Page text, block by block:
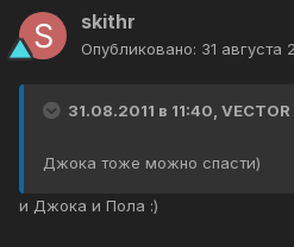
skithr
Опубликовано: 31 августа
31.08.2011 в 11:40, VECTOR
Джока тоже можно спасти)
и Джока и Пола :)